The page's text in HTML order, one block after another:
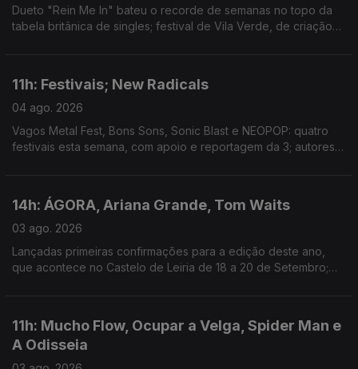
Dueto "Rein Me In" bateu o recorde de semanas no topo da
tabela britânica de singles; festival de Vila Verde, de criação
11h: Festivais; New Radicals
04 ago. 2026
Vagos Metal Fest, Bons Sons, Sonic Blast e NEOPOP: quatro
festivais esta semana, com apoio e reportagem da 3; autores
14h: ÁGORA, Ariana Grande, Tom Waits
03 ago. 2026
Lançadas primeiras confirmações para a edição deste ano,
que acontece no Castelo de Leiria de 18 a 20 de Setembro;
11h: Mucho Flow, Ocupar a Velga, Spider Man e
A Odisseia